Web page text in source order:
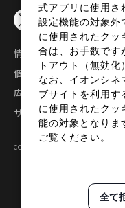
情報セキュリティ
個人情報の取扱い
広告掲載
サイトマップ
COPYRIGHT©2024 AEON
式アプリに使用
設定機能の対象外
に使用されたクッ
合は、お手数です
トアウト（無効化
なお、イオンシネ
ブサイトを利用す
に使用されたク
能の対象となりま
ご覧ください。
全て